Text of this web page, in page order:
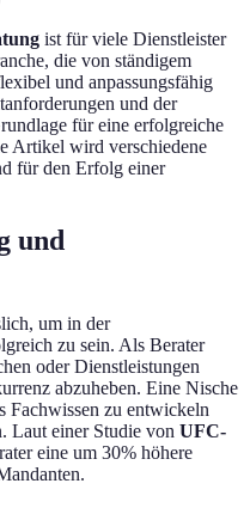
ist für viele Dienstleister
die von ständigem
und anpassungsfähig
und der
für eine erfolgreiche
Artikel wird verschiedene
für den Erfolg einer
und
um in der
zu sein. Als Berater
oder Dienstleistungen
abzuheben. Eine Nische
Fachwissen zu entwickeln
Laut einer Studie von UFC-
eine um 30% höhere